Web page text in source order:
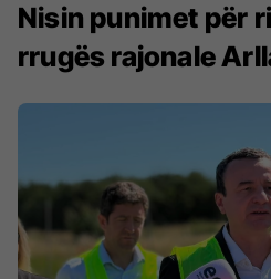
Nisin punimet për
rrugës rajonale